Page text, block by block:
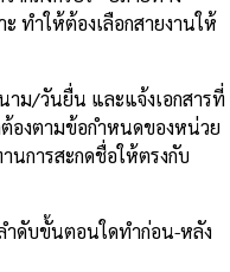
ทำให้ต้องเลือกสายงานให้
ม/วันยื่น และแจ้งเอกสารที่
ต้องตามข้อกำหนดของหน่วย
นการสะกดชื่อให้ตรงกับ
ำดับขั้นตอนใดทำก่อน-หลัง